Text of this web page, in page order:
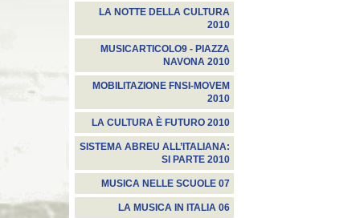
LA NOTTE DELLA CULTURA
2010
MUSICARTICOLO9 - PIAZZA
NAVONA 2010
MOBILITAZIONE FNSI-MOVEM
2010
LA CULTURA È FUTURO 2010
SISTEMA ABREU ALL’ITALIANA:
SI PARTE 2010
MUSICA NELLE SCUOLE 07
LA MUSICA IN ITALIA 06